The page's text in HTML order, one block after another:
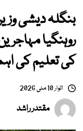
بنگلہ دیشی
روہنگیا
کی تعلیم کی
اتوار 10 مئی 2026
مقتدر راشد